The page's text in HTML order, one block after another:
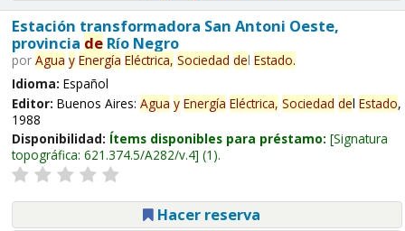
Estación transformadora San Antoni Oeste,
provincia deRío Negro
por Agua y Energía Eléctrica, Sociedad del Estado.
Idioma: Español
Editor: Buenos Aires: Agua y Energía Eléctrica, Sociedad del Estado,
1988
Disponibilidad: Ítems disponibles para préstamo: Signatura
topográfica: 621.374.5/A282/v.4 (1).
Hacer reserva